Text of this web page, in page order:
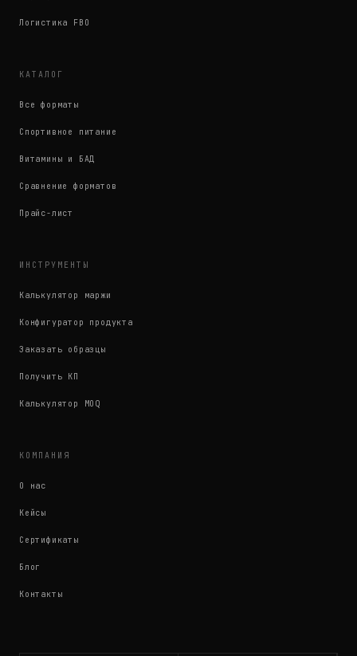
Логистика FBO
КАТАЛОГ
Все форматы
Спортивное питание
Витамины и БАД
Сравнение форматов
Прайс-лист
ИНСТРУМЕНТЫ
Калькулятор маржи
Конфигуратор продукта
Заказать образцы
Получить КП
Калькулятор MOQ
КОМПАНИЯ
О нас
Кейсы
Сертификаты
Блог
Контакты